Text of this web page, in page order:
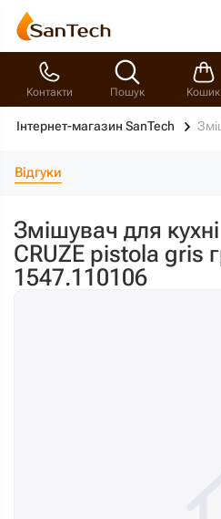
Контакти Пошук Кошик
Інтернет-магазин SanTech
Відгуки
Змішувач для
CRUZE pistola gris
1547.110106